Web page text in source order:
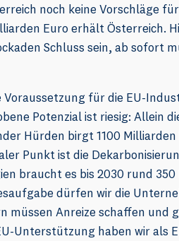
noch keine Vorschläge
Euro erhält Österreich.
Schluss sein, ab sofort
Voraussetzung für die EU-
Potenzial ist riesig: Allein
Hürden birgt 1100
Punkt ist die
braucht es bis 2030 rund
dürfen wir die
müssen Anreize schaffen und
Unterstützung haben wir als